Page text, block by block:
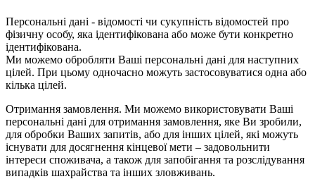
Персональні дані - відомості чи сукупність відомостей про
фізичну особу, яка ідентифікована або може бути конкретно
ідентифікована.
Ми можемо обробляти Ваші персональні дані для наступних
цілей. При цьому одночасно можуть застосовуватися одна або
кілька цілей.
Отримання замовлення. Ми можемо використовувати Ваші
персональні дані для отримання замовлення, яке Ви зробили,
для обробки Ваших запитів, або для інших цілей, які можуть
існувати для досягнення кінцевої мети – задовольнити
інтереси споживача, а також для запобігання та розслідування
випадків шахрайства та інших зловживань.